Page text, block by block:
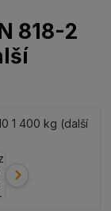
818-2